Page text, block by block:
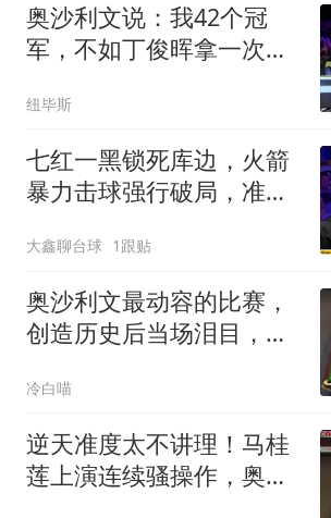
奥沙利文说：我42个冠
军，不如丁俊晖拿一次世
纽毕斯
七红一黑锁死库边，火箭
暴力击球强行破局，准度
文 #威廉姆斯 #斯诺克 #
台球
大鑫聊台球 1跟贴
奥沙利文最动容的比赛，
创造历史后当场泪目，英
冷白喵
逆天准度太不讲理！马桂
莲上演连续骚操作，奥沙